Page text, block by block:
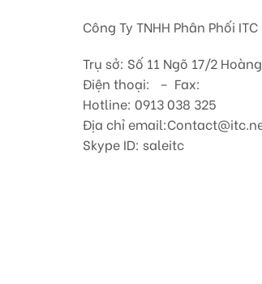
Công Ty TNHH Phân Phối ITC
Trụ sở: Số 11 Ngõ 17/2
Điện thoại: – Fax:
Hotline: 0913 038 325
Địa chỉ
Skype ID: saleitc